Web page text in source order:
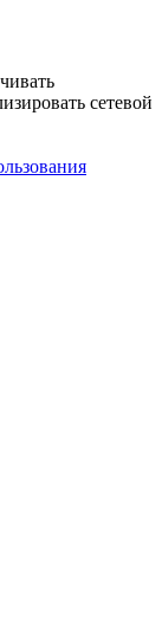
сетевой